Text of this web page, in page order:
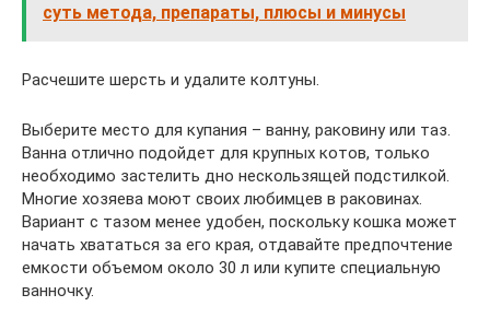
суть метода, препараты, плюсы и минусы
Расчешите шерсть и удалите колтуны.
Выберите место для купания – ванну, раковину или таз.
Ванна отлично подойдет для крупных котов, только
необходимо застелить дно нескользящей подстилкой.
Многие хозяева моют своих любимцев в раковинах.
Вариант с тазом менее удобен, поскольку кошка может
начать хвататься за его края, отдавайте предпочтение
емкости объемом около 30 л или купите специальную
ванночку.